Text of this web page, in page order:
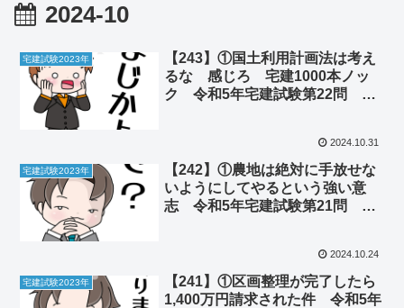
2024-10
宅建試験2023年
【243】①国土利用計画法は考え
るな 感じろ 宅建1000本ノッ
ク 令和5年宅建試験第22問 ②
2024.10.31
宅建試験2023年
【242】①農地は絶対に手放せな
いようにしてやるという強い意
志 令和5年宅建試験第21問 農
2024.10.24
宅建試験2023年
【241】①区画整理が完了したら
1,400万円請求された件 令和5年